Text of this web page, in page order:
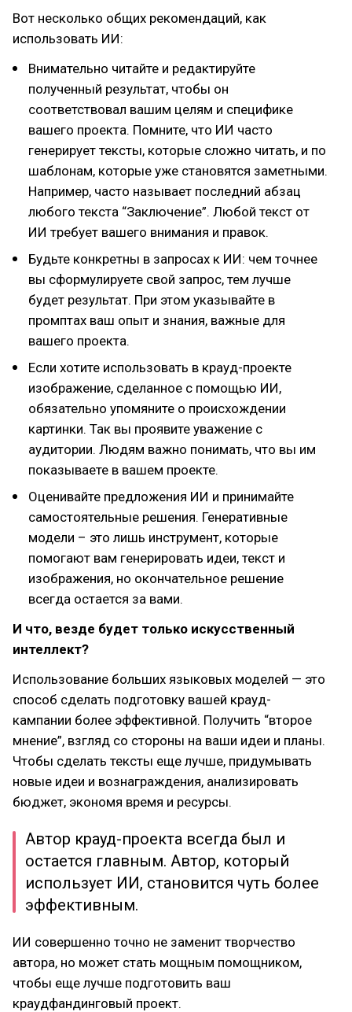
Вот несколько общих рекомендаций, как
использовать ИИ:
Внимательно читайте и редактируйте
полученный результат, чтобы он
соответствовал вашим целям и специфике
вашего проекта. Помните, что ИИ часто
генерирует тексты, которые сложно читать, и по
шаблонам, которые уже становятся заметными.
Например, часто называет последний абзац
любого текста “Заключение”. Любой текст от
ИИ требует вашего внимания и правок.
Будьте конкретны в запросах к ИИ: чем точнее
вы сформулируете свой запрос, тем лучше
будет результат. При этом указывайте в
промптах ваш опыт и знания, важные для
вашего проекта.
Если хотите использовать в крауд-проекте
изображение, сделанное с помощью ИИ,
обязательно упомяните о происхождении
картинки. Так вы проявите уважение с
аудитории. Людям важно понимать, что вы им
показываете в вашем проекте.
Оценивайте предложения ИИ и принимайте
самостоятельные решения. Генеративные
модели – это лишь инструмент, которые
помогают вам генерировать идеи, текст и
изображения, но окончательное решение
всегда остается за вами.
И что, везде будет только искусственный
интеллект?
Использование больших языковых моделей — это
способ сделать подготовку вашей крауд-
кампании более эффективной. Получить “второе
мнение”, взгляд со стороны на ваши идеи и планы.
Чтобы сделать тексты еще лучше, придумывать
новые идеи и вознаграждения, анализировать
бюджет, экономя время и ресурсы.
Автор крауд-проекта всегда был и
остается главным. Автор, который
использует ИИ, становится чуть более
эффективным.
ИИ совершенно точно не заменит творчество
автора, но может стать мощным помощником,
чтобы еще лучше подготовить ваш
краудфандинговый проект.